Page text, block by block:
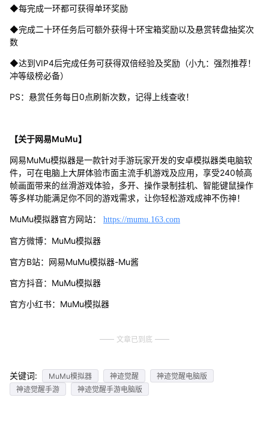
◆每完成一环都可获得单环奖励
◆完成二十环任务后可额外获得十环宝箱奖励以及悬赏转盘抽奖次
数
◆达到VIP4后完成任务可获得双倍经验及奖励（小九：强烈推荐！
冲等级榜必备）
PS：悬赏任务每日0点刷新次数，记得上线查收！
【关于网易MuMu】
网易MuMu模拟器是一款针对手游玩家开发的安卓模拟器类电脑软
件，可在电脑上大屏体验市面主流手机游戏及应用，享受240帧高
帧画面带来的丝滑游戏体验，多开、操作录制挂机、智能键鼠操作
等多样功能满足你不同的游戏需求，让你轻松游戏成神不伤神！
MuMu模拟器官方网站： https://mumu.163.com
官方微博：MuMu模拟器
官方B站：网易MuMu模拟器-Mu酱
官方抖音：MuMu模拟器
官方小红书：MuMu模拟器
文章已到底
关键词: MuMu模拟器 神迹觉醒
神迹觉醒电脑版
神迹觉醒手游
神迹觉醒手游电脑版